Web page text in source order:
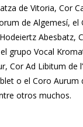
de Vitoria, Cor
de Algemesí, el
Abesbatz,
grupo Vocal
Cor Ad Libitum de
o el Coro Aurum
otros muchos.